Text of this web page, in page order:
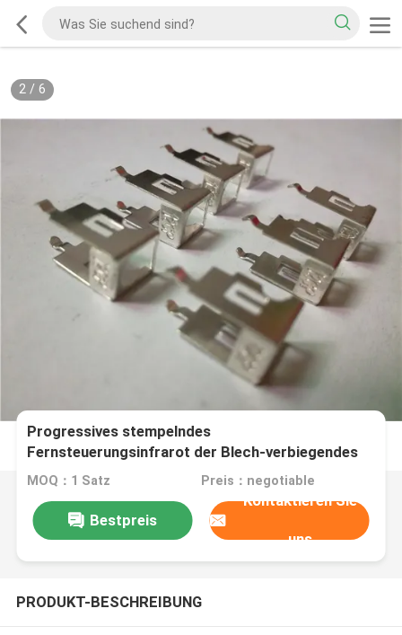
2/ 6
Progressives stempelndes
Fernsteuerungsinfrarot der Blech-verbiegendes
Würfel-12G 19G empfängt Teile
MOQ：1 Satz Preis：negotiable
Bestpreis
Kontaktieren Sie
uns
PRODUKT-BESCHREIBUNG